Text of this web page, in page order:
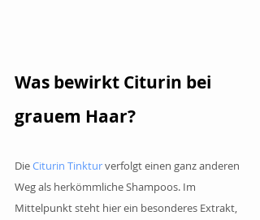
Was bewirkt Citurin bei
grauem Haar?
Die Citurin Tinktur verfolgt einen ganz anderen
Weg als herkömmliche Shampoos. Im
Mittelpunkt steht hier ein besonderes Extrakt,